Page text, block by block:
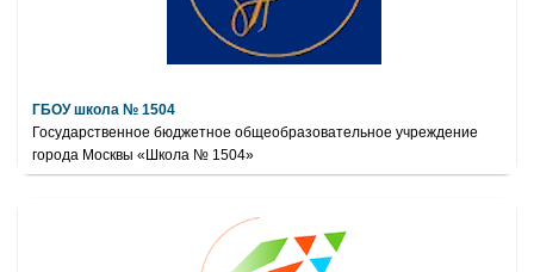
ГБОУ школа № 1504
Государственное бюджетное общеобразовательное учреждение
города Москвы «Школа № 1504»